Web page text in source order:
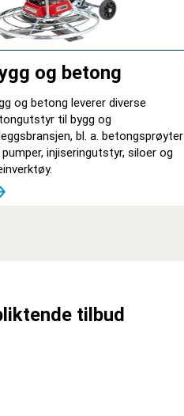
og betong
og betong leverer diverse
til bygg og
bl. a. betongsprøyter
injiseringutstyr, siloer og
tilbud